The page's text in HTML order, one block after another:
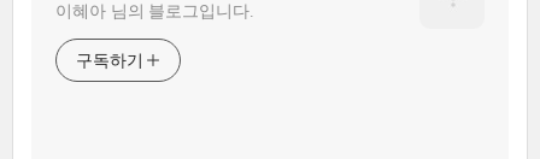
이혜아 님의 블로그입니다.
구독하기